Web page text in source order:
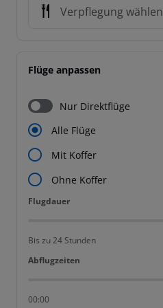
Verpflegung wählen
Flüge anpassen
Nur Direktflüge
Alle Flüge
Mit Koffer
Ohne Koffer
Flugdauer
Flugdauer
Bis zu 24 Stunden
Abflugzeiten
Abflugzeiten
00:00